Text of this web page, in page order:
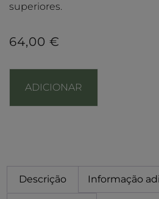
superiores.
64,00 €
ADICIONAR
Descrição Informação